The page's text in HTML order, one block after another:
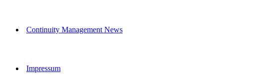
Continuity Management News
Impressum